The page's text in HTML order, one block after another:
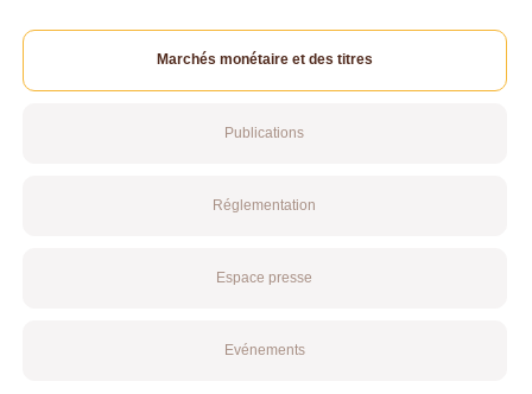
Marchés monétaire et des titres
Publications
Réglementation
Espace presse
Evénements